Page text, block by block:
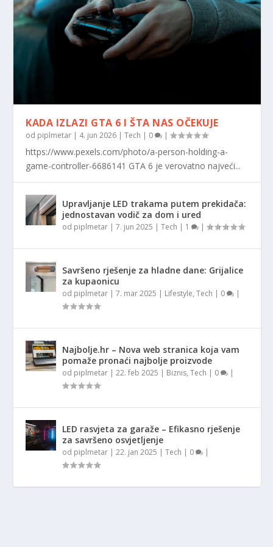
KADA IZLAZI GTA 6 I ŠTA NAS OČEKUJE
od piplmetar | 4. jun 2026 |Tech | 0 |
https://www.pexels.com/photo/a-person-holding-a-
game-controller-6686141 GTA 6 je verovatno najveći...
Upravljanje LED trakama putem prekidača:
jednostavan vodič za dom i ured
od piplmetar |7. jun 2025 |Tech | 1 |
Savršeno rješenje za hladne dane: Grijalice
za kupaonicu
od piplmetar |7. mar 2025 | Lifestyle,Tech | 0 |
Najbolje.hr – Nova web stranica koja vam
pomaže pronaći najbolje proizvode
od piplmetar |22. feb 2025 | Biznis,Tech | 0 |
LED rasvjeta za garaže – Efikasno rješenje
za savršeno osvjetljenje
od piplmetar |22. jan 2025 |Tech | 0 |